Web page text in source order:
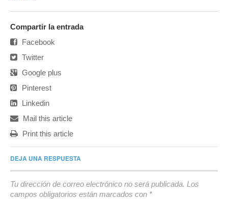
Compartir la entrada
Facebook
Twitter
Google plus
Pinterest
Linkedin
Mail this article
Print this article
DEJA UNA RESPUESTA
Tu dirección de correo electrónico no será publicada. Los
campos obligatorios están marcados con *